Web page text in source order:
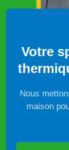
Votre
Nous
maison